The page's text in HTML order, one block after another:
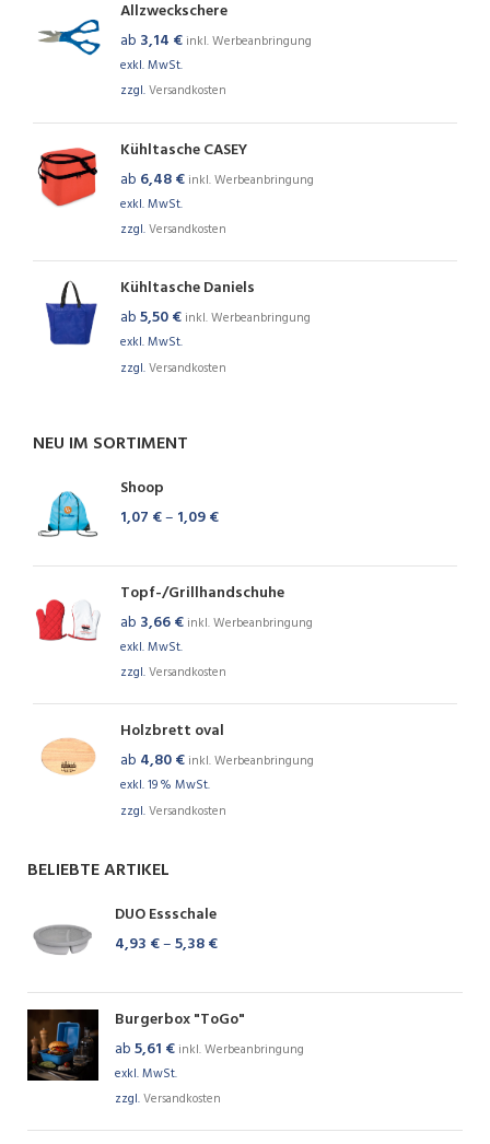
Allzweckschere
ab 3,14 € inkl. Werbeanbringung
exkl. MwSt.
zzgl.Versandkosten
Kühltasche CASEY
ab 6,48€ inkl. Werbeanbringung
exkl. MwSt.
zzgl.Versandkosten
Kühltasche Daniels
ab5,50€ inkl. Werbeanbringung
exkl. MwSt.
zzgl.Versandkosten
NEU IM SORTIMENT
Shoop
1,07 €– 1,09€
Topf-/Grillhandschuhe
ab 3,66€ inkl. Werbeanbringung
exkl. MwSt.
zzgl.Versandkosten
Holzbrett oval
ab 4,80€ inkl. Werbeanbringung
exkl. 19 % MwSt.
zzgl.Versandkosten
BELIEBTE ARTIKEL
DUO Essschale
4,93 €–5,38€
Burgerbox "ToGo"
ab5,61 € inkl. Werbeanbringung
exkl. MwSt.
zzgl.Versandkosten